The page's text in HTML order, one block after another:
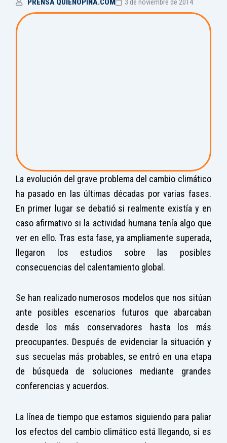
La evolución del grave problema del cambio climático
ha pasado en las últimas décadas por varias fases.
En primer lugar se debatió si realmente existía y en
caso afirmativo si la actividad humana tenía algo que
ver en ello. Tras esta fase, ya ampliamente superada,
llegaron los estudios sobre las posibles
consecuencias del calentamiento global.
Se han realizado numerosos modelos que nos sitúan
ante posibles escenarios futuros que abarcaban
desde los más conservadores hasta los más
preocupantes. Después de evidenciar la situación y
sus secuelas más probables, se entró en una etapa
de búsqueda de soluciones mediante grandes
conferencias y acuerdos.
La línea de tiempo que estamos siguiendo para paliar
los efectos del cambio climático está llegando, si es